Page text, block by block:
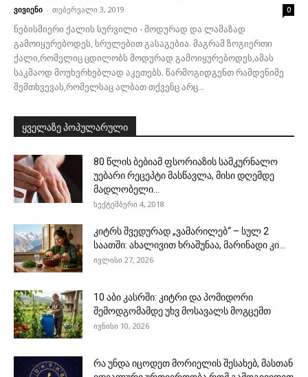
ვივიენი - თებერვალი 3, 2019 0
ნებისმიერი ქალის სურვილი - მოდურად და ლამაზად
გამოიყურებოდეს, სრულებით გასაგებია. მაგრამ ზოგიერთი
ქალი,რომელიც ცდილობს მოდურად გამოიყურებოდეს,ამას
საკმაოდ მოუხერხებლად აკეთებს. წარმოგიდგენთ რამდენიმე
შემთხვევას,რომელსაც ალბათ თქვენც არც...
ყველაზე პოპულარული
80 წლის ბებიამ ფსორიაზის სამკურნალო
უებარი რეცეპტი მასწავლა, მისი დღემდე
მადლობელი...
სექტემბერი 4, 2018
კიტრს შვედურად „ვამარილებ“ – სულ 2
საათში: ახალივით ხრაშუნაა, მარინადი კი...
ივლისი 27, 2026
10 აბი კასრში: კიტრი და პომიდორი
შემოდგომამდე უხვ მოსავალს მოგცემთ
ივნისი 10, 2026
რა უნდა იცოდეთ მორიელის შესახებ, მასთან